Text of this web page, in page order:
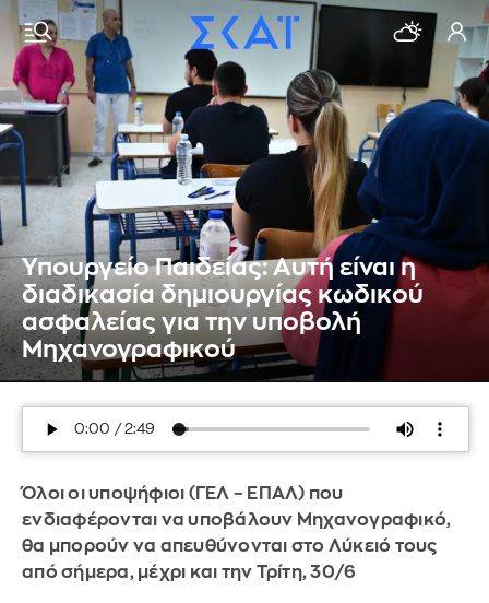
Υπουργείο Παιδείας: Αυτή είναι η
διαδικασία δημιουργίας κωδικού
ασφαλείας για την υποβολή
Μηχανογραφικού
Όλοι οι υποψήφιοι (ΓΕΛ – ΕΠΑΛ) που
ενδιαφέρονται να υποβάλουν Μηχανογραφικό,
θα μπορούν να απευθύνονται στο Λύκειό τους
από σήμερα, μέχρι και την Τρίτη, 30/6